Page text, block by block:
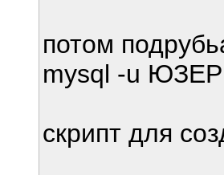
потом
mysql -u
скрипт для